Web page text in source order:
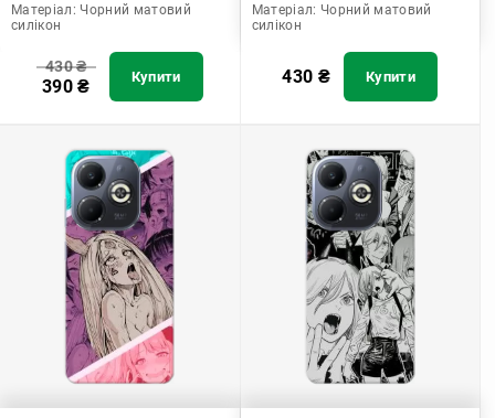
Матеріал: Чорний матовий
силікон
430₴
390₴ Купити
Матеріал: Чорний матовий
силікон
430 ₴ Купити